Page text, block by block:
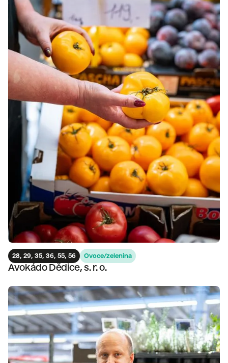
28, 29, 35, 36, 55, 56 Ovoce/zelenina
Avokádo Dědice, s. r. o.